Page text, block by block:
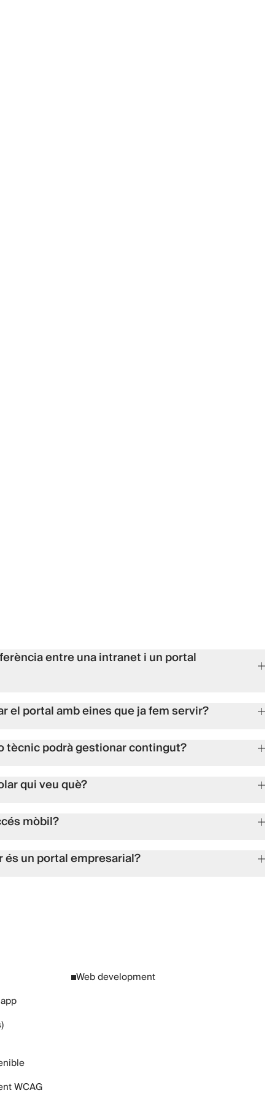
entre una intranet i un portal
el portal amb eines que ja fem servir?
tècnic podrà gestionar contingut?
qui veu què?
mòbil?
és un portal empresarial?
WCAG
Web development